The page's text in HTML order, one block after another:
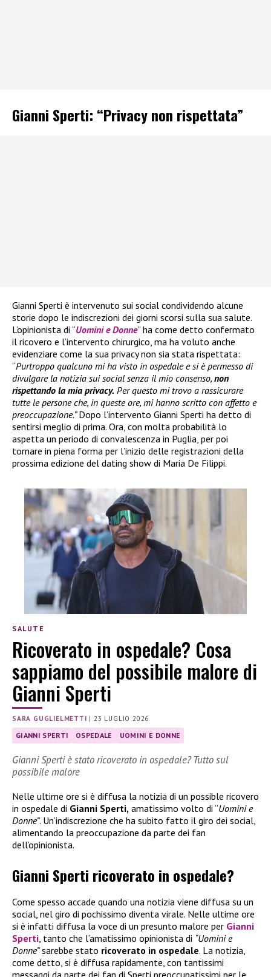
Gianni Sperti: “Privacy non rispettata”
Gianni Sperti è intervenuto sui social condividendo alcune
storie dopo le indiscrezioni dei giorni scorsi sulla sua salute.
L’opinionista di “Uomini e Donne” ha come detto confermato
il ricovero e l’intervento chirurgico, ma ha voluto anche
evidenziare come la sua privacy non sia stata rispettata:
“Purtroppo qualcuno mi ha visto in ospedale e si è permesso di
divulgare la notizia sui social senza il mio consenso, non
rispettando la mia privacy. Per questo mi trovo a rassicurare
tutte le persone che, in queste ore, mi hanno scritto con affetto e
preoccupazione.”Dopo l’intervento Gianni Sperti ha detto di
sentirsi meglio di prima. Ora, con molta probabilità lo
aspetta un periodo di convalescenza in Puglia, per poi
tornare in piena forma per l’inizio delle registrazioni della
prossima edizione del dating show di Maria De Filippi.
SALUTE
Ricoverato in ospedale? Cosa
sappiamo del possibile malore di
Gianni Sperti
SARA GUGLIELMETTI |23 LUGLIO 2026
GIANNI SPERTI OSPEDALE UOMINI E DONNE
Gianni Sperti è stato ricoverato in ospedale? Tutto sul
possibile malore
Nelle ultime ore si è diffusa la notizia di un possible ricovero
in ospedale di Gianni Sperti, amatissimo volto di “Uomini e
Donne”. Un’indiscrezione che ha subito fatto il giro dei social,
alimentando la preoccupazione da parte dei fan
dell’opinionista.
Gianni Sperti ricoverato in ospedale?
Come spesso accade quando una notizia viene diffusa su un
social, nel giro di pochissimo diventa virale. Nelle ultime ore
si è infatti diffusa la voce di un presunto malore per Gianni
Sperti, tanto che l’amatissimo opinionista di “Uomini e
Donne”sarebbe stato ricoverato in ospedale. La notizia,
come detto, si è diffusa rapidamente, con tantissimi